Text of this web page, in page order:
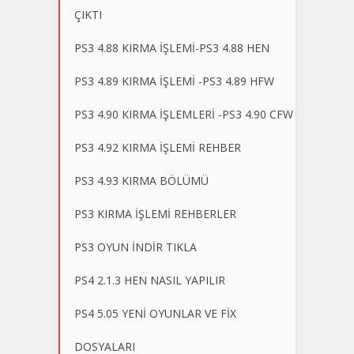
ÇIKTI
PS3 4.88 KIRMA İŞLEMİ-PS3 4.88 HEN
PS3 4.89 KIRMA İŞLEMİ -PS3 4.89 HFW
PS3 4.90 KIRMA İŞLEMLERİ -PS3 4.90 CFW
PS3 4.92 KIRMA İŞLEMİ REHBER
PS3 4.93 KIRMA BÖLÜMÜ
PS3 KIRMA İŞLEMİ REHBERLER
PS3 OYUN İNDİR TIKLA
PS4 2.1.3 HEN NASIL YAPILIR
PS4 5.05 YENİ OYUNLAR VE FİX
DOSYALARI